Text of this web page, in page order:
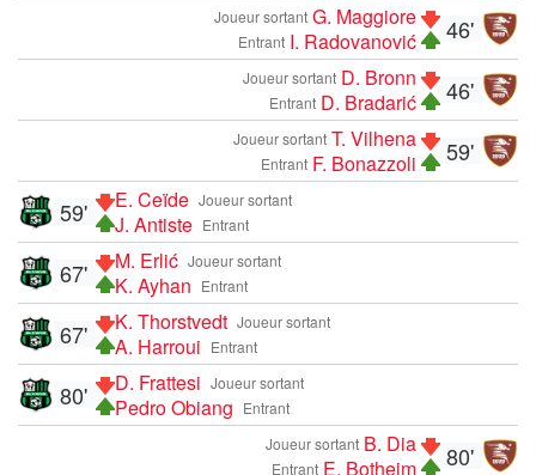
46'
Joueur sortant G. Maggiore
Entrant I. Radovanović
46'
Joueur sortant D. Bronn
Entrant D. Bradarić
59'
Joueur sortant T. Vilhena
Entrant F. Bonazzoli
Joueur sortant
E. Ceïde
Entrant
J. Antiste
59'
Joueur sortant
M. Erlić
Entrant
K. Ayhan
67'
Joueur sortant
K. Thorstvedt
Entrant
A. Harroui
67'
Joueur sortant
D. Frattesi
Entrant
Pedro Obiang
80'
80'
Joueur sortant B. Dia
Entrant E. Botheim